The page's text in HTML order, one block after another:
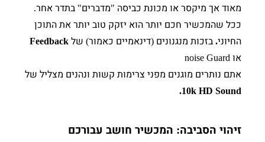
מאוד אך מיקסר או מכונת כביסה "מדברים" בתדר אחר.
ככל שהמכשיר חכם יותר הוא יזקק טוב יותר את התוכן
החיוני. בזכות מנגנונים (דינאמיים כאמור) של Feedback
או noise Guard
אתם נותרים מוגנים מפני צרימות קשות ונהנים מצליל של
10k HD Sound.
זיהוי הסביבה: המכשיר חושב עבורכם